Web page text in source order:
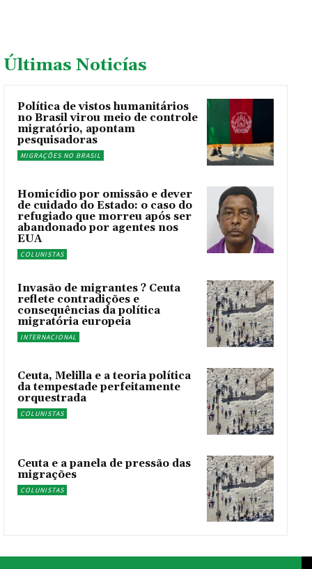
Últimas Noticías
Política de vistos humanitários
no Brasil virou meio de controle
migratório, apontam
pesquisadoras
MIGRAÇÕES NO BRASIL
Homicídio por omissão e dever
de cuidado do Estado: o caso do
refugiado que morreu após ser
abandonado por agentes nos
EUA
COLUNISTAS
Invasão de migrantes ? Ceuta
reflete contradições e
consequências da política
migratória europeia
INTERNACIONAL
Ceuta, Melilla e a teoria política
da tempestade perfeitamente
orquestrada
COLUNISTAS
Ceuta e a panela de pressão das
migrações
COLUNISTAS